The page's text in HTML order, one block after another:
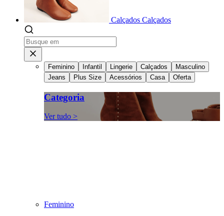
Calçados Calçados
Feminino Infantil Lingerie Calçados
Masculino
Jeans
Plus Size Acessórios Casa Oferta
Categoria
Ver tudo >
Feminino